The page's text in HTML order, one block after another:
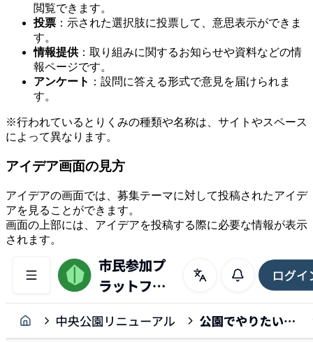
閲覧できます。
投票 ：示された選択肢に投票して、意思表示ができま
す。
情報提供：取り組みに関するお知らせや資料などの情
報ページです。
アンケート ：設問に答える形式で意見を届けられま
す。
※行われているとりくみの種類や名称は、サイトやスペース
によって異なります。
アイデア画面の見方
アイデアの画面では、募集テーマに対して投稿されたアイデ
アを見ることができます。
画面の上部には、アイデアを投稿する際に必要な情報が表示
されます。